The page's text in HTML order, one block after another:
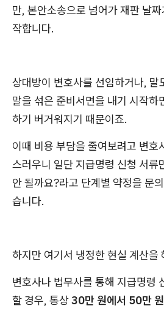
만, 본안소송으로 넘어가 재판 날
작합니다.
상대방이 변호사를 선임하거나, 말
말을 섞은 준비서면을 내기 시작하
하기 버거워지기 때문이죠.
이때 비용 부담을 줄여보려고 변호
스러우니 일단 지급명령 신청 서류
안 될까요?라고 단계별 약정을 문
습니다.
하지만 여기서 냉정한 현실 계산을
변호사나 법무사를 통해 지급명령
할 경우, 통상30만 원에서 50만